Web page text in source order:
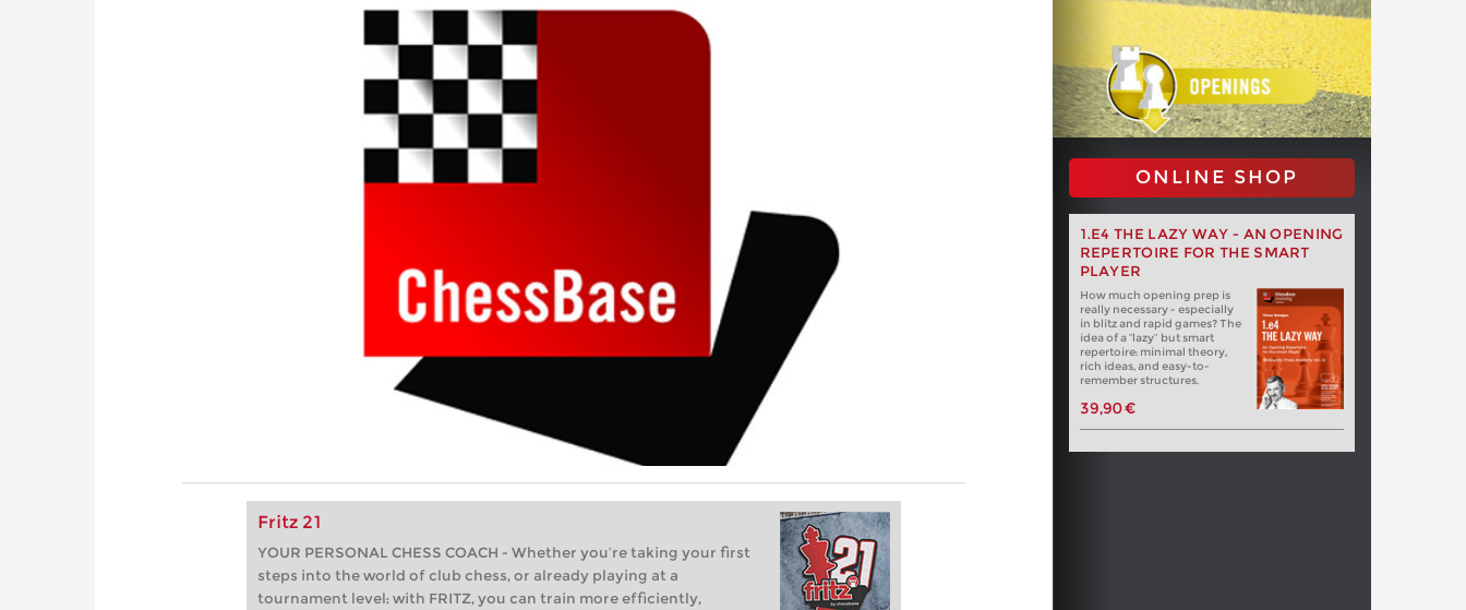
Fritz 21
YOUR PERSONAL CHESS COACH - Whether you’re taking your first
steps into the world of club chess, or already playing at a
tournament level: with FRITZ, you can train more efficiently,
ONLINE SHOP
1.E4 THE LAZY WAY - AN OPENING
REPERTOIRE FOR THE SMART
PLAYER
How much opening prep is
really necessary - especially
in blitz and rapid games? The
idea of a “lazy” but smart
repertoire: minimal theory,
rich ideas, and easy-to-
remember structures.
39,90 €